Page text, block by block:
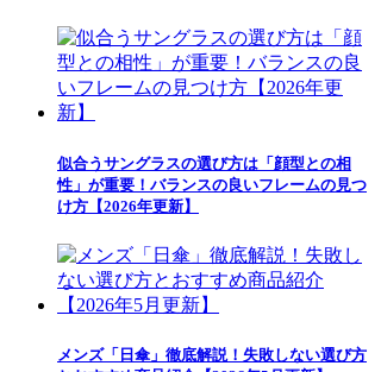
似合うサングラスの選び方は「顔型との相
性」が重要！バランスの良いフレームの見つ
け方【2026年更新】
メンズ「日傘」徹底解説！失敗しない選び方